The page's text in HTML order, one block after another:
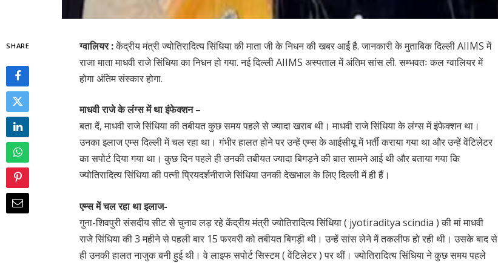
SHARE ग्वालियर :केंद्रीय मंत्री ज्योतिरादित्य सिंधिया की माता जी के निधन की खबर आई है. जानकारी के मुताबिक दिल्ली AIIMS में
राजा माता माधवी राजे सिंधिया का निधन हो गया. नई दिल्ली AIIMS अस्पताल में अंतिम सांस ली. सम्भवतः कल ग्वालियर में
होगा अंतिम संस्कार होगा.
माधवी राजे के लंग्स में था इंफेक्शन –
बता दें, माधवी राजे सिंधिया की तबीयत कुछ समय पहले से ज्यादा खराब थी। माधवी राजे सिंधिया के लंग्स में इंफेक्शन था।
उनका इलाज एम्स दिल्ली में चल रहा था। गंभीर हालत होने पर उन्हें एम्स के आईसीयू में भर्ती कराया गया था और उन्हें वेंटिलेटर
का सपोर्ट दिया गया था। कुछ दिन पहले ही उनकी तबीयत ज्यादा बिगड़ने की बात सामने आई थी और बताया गया कि
ज्योतिरादित्य सिंधिया की पत्नी प्रियदर्शनीराजे सिंधिया उनकी देखभाल के लिए दिल्ली में ही हैं।
एम्स में चल रहा था इलाज-
गुना-शिवपुरी संसदीय सीट से चुनाव लड़ रहे केंद्रीय मंत्री ज्योतिरादित्य सिंधिया ( jyotiraditya scindia ) की मां माधवी
राजे सिंधिया की 3 महीने से पहली बार 15 फरवरी को तबीयत बिगड़ी थी। उन्हें सांस लेने में तकलीफ हो रही थी। उसके बाद से
ही उनकी हालत नाजुक बनी हुई थी। वे लाइफ सपोर्ट सिस्टम ( वेंटिलेटर ) पर थीं। ज्योतिरादित्य सिंधिया ने कुछ समय पहले